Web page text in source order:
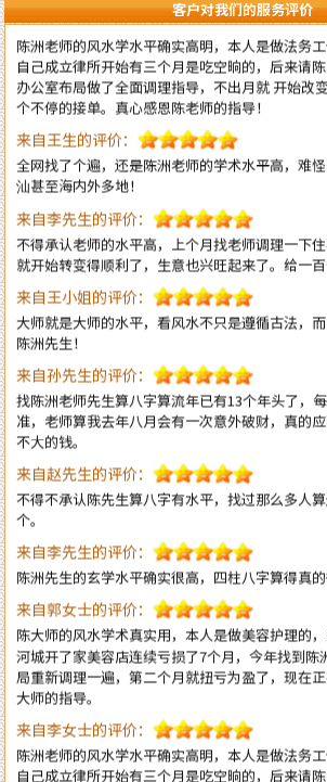
客户对我们的服务评价
自己成立律所开始有三个月是吃空晌的，后来请
个不停的接单。真心感恩陈老师的指导！
来自王生的评价：
全网找了个遍，还是陈洲老师的学术水平高，难怪
汕甚至海内外多地！
来自李先生的评价：
不得承认老师的水平高，上个月找老师调理一下住
就开始转变得顺利了，生意也兴旺起来了。给一百
来自王小姐的评价：
大师就是大师的水平，看风水不只是遵循古法，而
陈洲先生！
来自孙先生的评价：
找陈洲老师先生算八字算流年已有13个年头了，每
准，老师算我去年八月会有一次意外破财，真的应
不大的钱。
来自赵先生的评价：
不得不承认陈先生算八字有水平，找过那么多人算
个。
来自李先生的评价：
陈洲先生的玄学水平确实很高，四柱八字算得真的
来自郭女士的评价：
陈大师的风水学术真实用，本人是做美容护理的，
河城开了家美容店连续亏损了7个月，今年找到陈
局重新调理一遍，第二个月就扭亏为盈了，现在正
大师的指导。
来自李女士的评价：
陈洲老师的风水学水平确实高明，本人是做法务工
自己成立律所开始有三个月是吃空晌的，后来请陈
办公室布局做了全面调理指导，不出月就 开始改
个不停的接单。真心感恩陈老师的指导！